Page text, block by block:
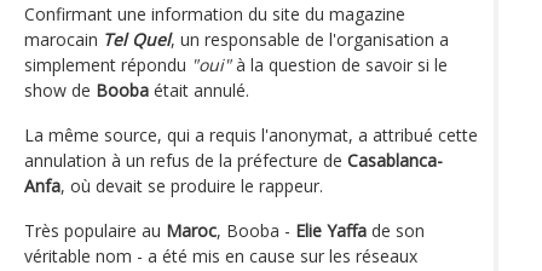
Confirmant une information du site du magazine
marocain Tel Quel, un responsable de l'organisation a
simplement répondu "oui"à la question de savoir si le
show de Booba était annulé.
La même source, qui a requis l'anonymat, a attribué cette
annulation à un refus de la préfecture de Casablanca-
Anfa, où devait se produire le rappeur.
Très populaire au Maroc, Booba - Elie Yaffa de son
véritable nom - a été mis en cause sur les réseaux